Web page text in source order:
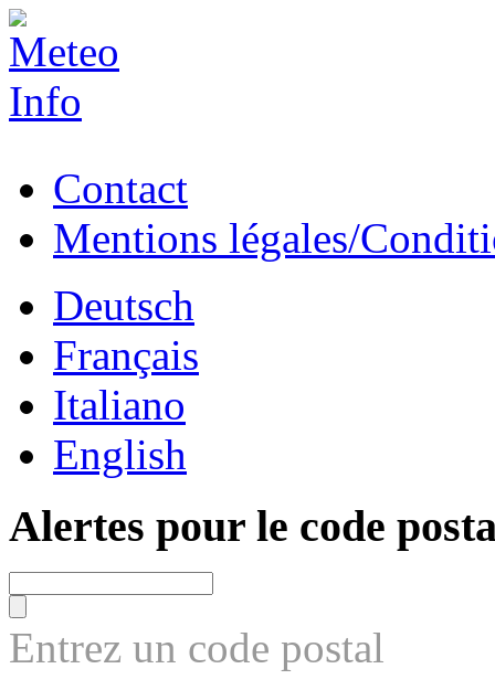
Contact
Mentions légales/
Deutsch
Français
Italiano
English
Alertes pour le code
Entrez un code postal